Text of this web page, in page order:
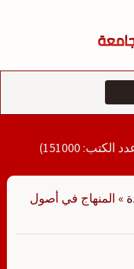
151000)
» المنهاج في أصول